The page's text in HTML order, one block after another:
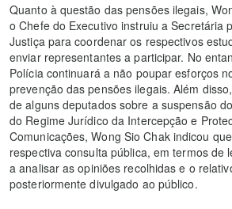
Quanto à questão das pensões ilegais,
o Chefe do Executivo instruiu a Secretária
Justiça para coordenar os respectivos
enviar representantes a participar. No
Polícia continuará a não poupar esforços
prevenção das pensões ilegais. Além
de alguns deputados sobre a suspensão
do Regime Jurídico da Intercepção e
Comunicações, Wong Sio Chak indicou
respectiva consulta pública, em termos de
a analisar as opiniões recolhidas e o
posteriormente divulgado ao público.